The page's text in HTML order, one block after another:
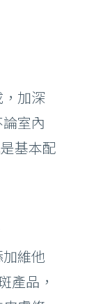
加深
室內
基本配
維他
產品，